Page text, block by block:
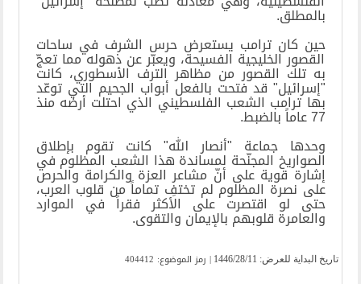
بالمطلق.
حين كان ترامب يستعرض حرس الشرف في ساحات
القصور الخليجية الفسيحة، ويعبّر عن ذهوله مما تعجّ
به تلك القصور من مظاهر الترف الأسطوري، كانت
"إسرائيل" قد فتحت بالفعل أبواب الجحيم التي توعّد
بها ترامب الشعب الفلسطيني الذي احتلت أرضه منذ
77 عاماً بالضبط
.
وحدها جماعة "أنصار الله" كانت تقوم بإطلاق
الصواريخ المجنّحة لمساندة هذا الشعب المظلوم في
إشارة قوية على أنّ مشاعر العزة والكرامة والحرص
على نصرة المظلوم لم تختفِ تماماً من قلوب العرب،
حتى لو اقتصرت على الأكثر فقراً في الموارد
والعامرة قلوبهم بالإيمان والتقوى.
تاریخ البدایة للعرض: 1446/28/11 | رمز الموضوع: 404412